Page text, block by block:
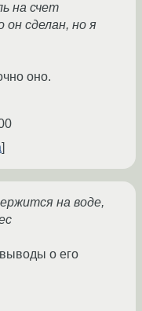
на счет
он сделан, но я
оно.
на воде,
выводы о его